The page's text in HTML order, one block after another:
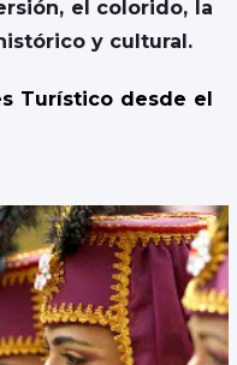
el colorido, la
y cultural.
Turístico desde el